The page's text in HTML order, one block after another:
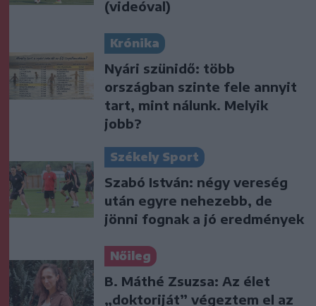
(videóval)
Krónika
Nyári szünidő: több
országban szinte fele annyit
tart, mint nálunk. Melyik
jobb?
Székely Sport
Szabó István: négy vereség
után egyre nehezebb, de
jönni fognak a jó eredmények
Nőileg
B. Máthé Zsuzsa: Az élet
„doktoriját” végeztem el az